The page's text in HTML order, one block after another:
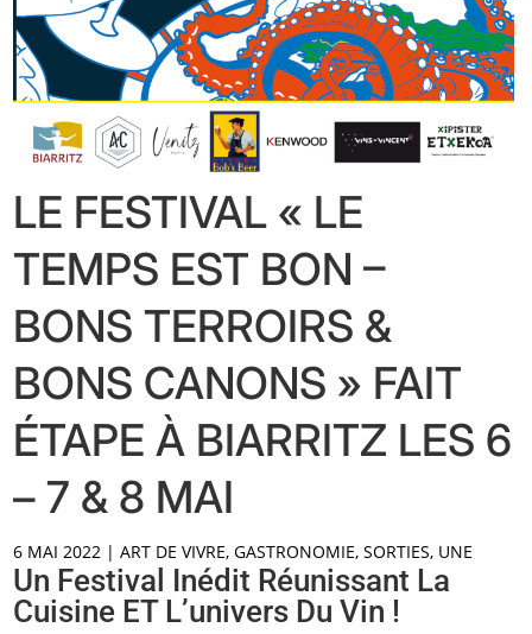
LE FESTIVAL « LE
TEMPS EST BON –
BONS TERROIRS &
BONS CANONS » FAIT
ÉTAPE À BIARRITZ LES 6
– 7 & 8 MAI
6 MAI 2022 |ART DE VIVRE,GASTRONOMIE,SORTIES, UNE
Un Festival Inédit Réunissant La
Cuisine ET L’univers Du Vin !